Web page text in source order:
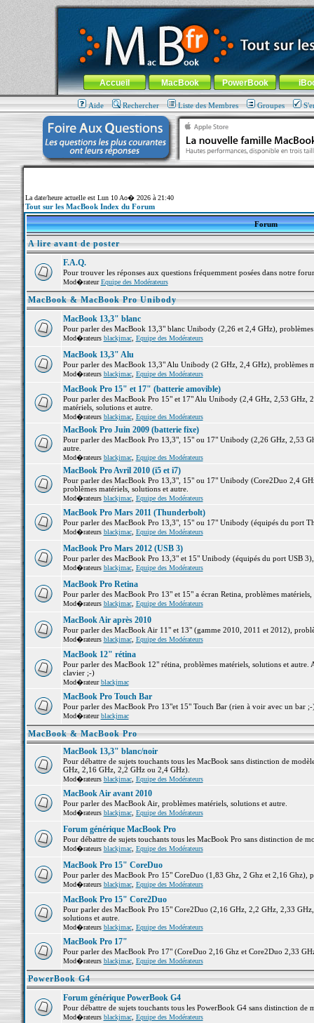
MacBook-fr.com : 100% Apple... 100% nomade !
Aller au contenu-Aller au menu général-Aller au menu de
Menu général
Accueil MacBook PowerBook
Aide Rechercher Liste des Membres Groupes
La date/heure actuelle est Lun 10 Ao� 2026 à 21:40
Tout sur les MacBook Index du Forum
Forum
A lire avant de poster
F.A.Q.
Pour trouver les réponses aux questions fréquemment posées dans notre
Mod�rateurEquipe des Modérateurs
MacBook & MacBook Pro Unibody
MacBook 13,3" blanc
Pour parler des MacBook 13,3" blanc Unibody (2,26 et 2,4 GHz),
Mod�rateurs blackjmac, Equipe des Modérateurs
MacBook 13,3" Alu
Pour parler des MacBook 13,3" Alu Unibody (2 GHz, 2,4 GHz), problèmes
Mod�rateurs blackjmac, Equipe des Modérateurs
MacBook Pro 15" et 17" (batterie amovible)
Pour parler des MacBook Pro 15" et 17" Alu Unibody (2,4 GHz, 2,53 GHz,
matériels, solutions et autre.
Mod�rateurs blackjmac, Equipe des Modérateurs
MacBook Pro Juin 2009 (batterie fixe)
Pour parler des MacBook Pro 13,3", 15" ou 17" Unibody (2,26 GHz, 2,53
autre.
Mod�rateurs blackjmac, Equipe des Modérateurs
MacBook Pro Avril 2010 (i5 et i7)
Pour parler des MacBook Pro 13,3", 15" ou 17" Unibody (Core2Duo 2,4
problèmes matériels, solutions et autre.
Mod�rateurs blackjmac, Equipe des Modérateurs
MacBook Pro Mars 2011 (Thunderbolt)
Pour parler des MacBook Pro 13,3", 15" ou 17" Unibody (équipés du port
Mod�rateurs blackjmac, Equipe des Modérateurs
MacBook Pro Mars 2012 (USB 3)
Pour parler des MacBook Pro 13,3" et 15" Unibody (équipés du port USB
Mod�rateurs blackjmac, Equipe des Modérateurs
MacBook Pro Retina
Pour parler des MacBook Pro 13" et 15" a écran Retina, problèmes matériels,
Mod�rateurs blackjmac, Equipe des Modérateurs
MacBook Air après 2010
Pour parler des MacBook Air 11" et 13" (gamme 2010, 2011 et 2012),
Mod�rateurs blackjmac, Equipe des Modérateurs
MacBook 12" rétina
Pour parler des MacBook 12" rétina, problèmes matériels, solutions et
clavier ;-)
Mod�rateurblackjmac
MacBook Pro Touch Bar
Pour parler des MacBook Pro 13"et 15" Touch Bar (rien à voir avec un bar
Mod�rateurblackjmac
MacBook & MacBook Pro
MacBook 13,3" blanc/noir
Pour débattre de sujets touchants tous les MacBook sans distinction de
GHz, 2,16 GHz, 2,2 GHz ou 2,4 GHz).
Mod�rateurs blackjmac, Equipe des Modérateurs
MacBook Air avant 2010
Pour parler des MacBook Air, problèmes matériels, solutions et autre.
Mod�rateurs blackjmac, Equipe des Modérateurs
Forum générique MacBook Pro
Pour débattre de sujets touchants tous les MacBook Pro sans distinction de
Mod�rateurs blackjmac, Equipe des Modérateurs
MacBook Pro 15" CoreDuo
Pour parler des MacBook Pro 15" CoreDuo (1,83 Ghz, 2 Ghz et 2,16 Ghz),
Mod�rateurs blackjmac, Equipe des Modérateurs
MacBook Pro 15" Core2Duo
Pour parler des MacBook Pro 15" Core2Duo (2,16 GHz, 2,2 GHz, 2,33
solutions et autre.
Mod�rateurs blackjmac, Equipe des Modérateurs
MacBook Pro 17"
Pour parler des MacBook Pro 17" (CoreDuo 2,16 Ghz et Core2Duo 2,33
Mod�rateurs blackjmac, Equipe des Modérateurs
PowerBook G4
Forum générique PowerBook G4
Pour débattre de sujets touchants tous les PowerBook G4 sans distinction de
Mod�rateurs blackjmac, Equipe des Modérateurs